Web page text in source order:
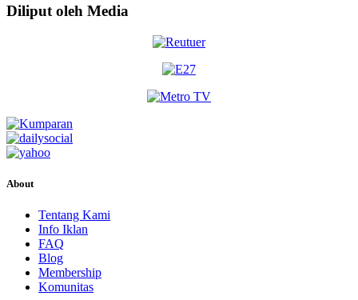
Diliput oleh Media
About
Tentang Kami
Info Iklan
FAQ
Blog
Membership
Komunitas